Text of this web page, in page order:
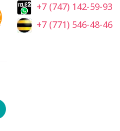
+7 (747) 142-59-93
+7 (771) 546-48-46